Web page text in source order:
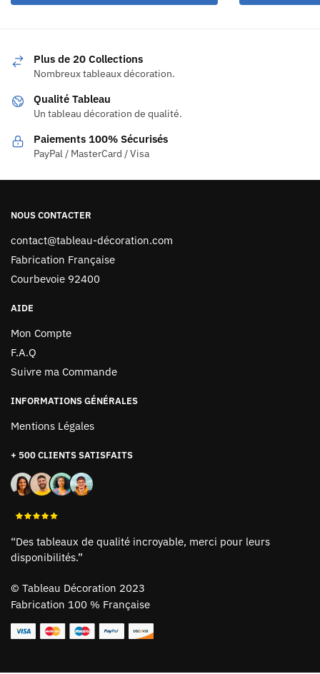
Plus de 20 Collections
Nombreux tableaux décoration.
Qualité Tableau
Un tableau décoration de qualité.
Paiements 100% Sécurisés
PayPal / MasterCard / Visa
NOUS CONTACTER
contact@tableau-décoration.com
Fabrication Française
Courbevoie 92400
AIDE
Mon Compte
F.A.Q
Suivre ma Commande
INFORMATIONS GÉNÉRALES
Mentions Légales
+ 500 CLIENTS SATISFAITS
“Des tableaux de qualité incroyable, merci pour leurs
disponibilités.”
© Tableau Décoration 2023
Fabrication 100 % Française